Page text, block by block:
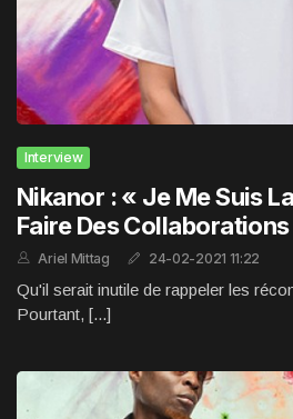
Interview
Nikanor : « Je Me Suis
Faire Des
Ariel Mittag 24-02-2021 11:22
Qu'il serait inutile de rappeler les
Pourtant, [...]